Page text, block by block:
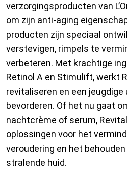
verzorgingsproducten van
om zijn anti-aging
producten zijn speciaal
verstevigen, rimpels te
verbeteren. Met krachtige
Retinol A en Stimulift, werkt
revitaliseren en een
bevorderen. Of het nu gaat
nachtcrème of serum,
oplossingen voor het
veroudering en het
stralende huid.